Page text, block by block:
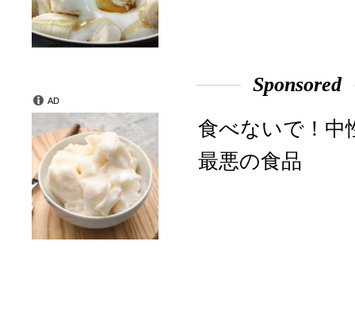
Sponsored
食べないで！中
最悪の食品
AD